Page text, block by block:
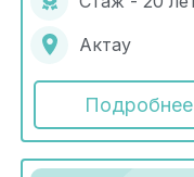
Актау
Подробнее